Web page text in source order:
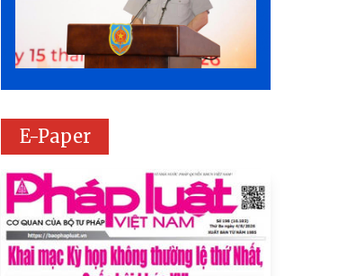
E-Paper